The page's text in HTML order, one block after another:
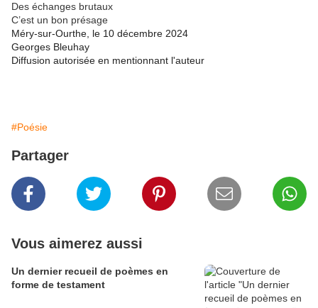
Des échanges brutaux
C’est un bon présage
Méry-sur-Ourthe, le 10 décembre 2024
Georges Bleuhay
Diffusion autorisée en mentionnant l'auteur
#Poésie
Partager
Vous aimerez aussi
Un dernier recueil de poèmes en
forme de testament